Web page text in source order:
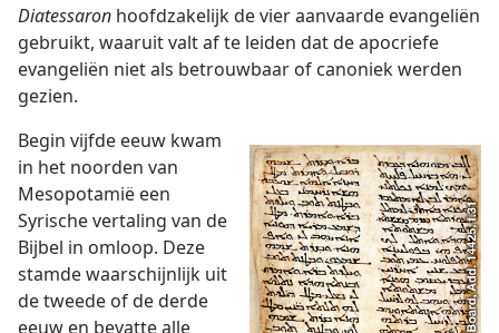
Diatessaron hoofdzakelijk de vier aanvaarde evangeliën
gebruikt, waaruit valt af te leiden dat de apocriefe
evangeliën niet als betrouwbaar of canoniek werden
gezien.
Begin vijfde eeuw kwam
in het noorden van
Mesopotamië een
Syrische vertaling van de
Bijbel in omloop. Deze
stamde waarschijnlijk uit
de tweede of de derde
eeuw en bevatte alle